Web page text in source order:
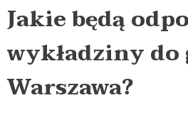
Jakie będą
wykładziny
Warszawa?